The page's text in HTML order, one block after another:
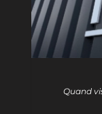
Quand